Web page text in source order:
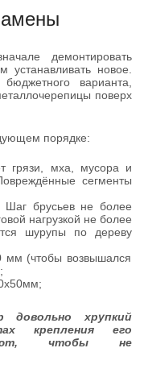
демонтировать
устанавливать новое.
варианта,
поверх
порядке:
грязи, мха, мусора и
сегменты
Шаг брусьев не более
нагрузкой не более
шурупы по дереву
мм (чтобы возвышался
хрупкий
крепления его
чтобы не